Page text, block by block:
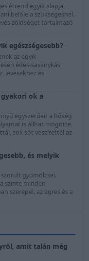
étrend egyik alapja,
belőle a szükségesnél.
zöldséget tartalmazó
egészségesebb?
az egyik
édes-savanykás,
levesekhez és
ok a
egyszerűen a hőség
is állhat mögötte.
sok sót veszítettél az
és melyik
gyümölcsei.
szinte minden
szerepel, az egres és a
amit talán még